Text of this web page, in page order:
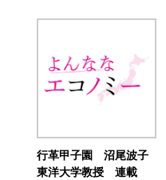
行革甲子園 沼尾波子
東洋大学教授 連載